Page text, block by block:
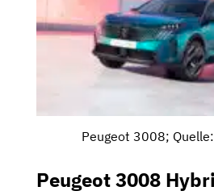
Peugeot 3008;
Peugeot 3008